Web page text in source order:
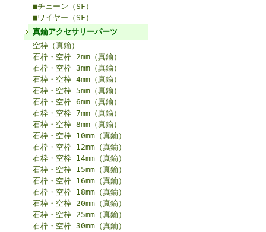
■チェーン（SF）
■ワイヤー（SF）
真鍮アクセサリーパーツ
空枠（真鍮）
石枠・空枠 2mm（真鍮）
石枠・空枠 3mm（真鍮）
石枠・空枠 4mm（真鍮）
石枠・空枠 5mm（真鍮）
石枠・空枠 6mm（真鍮）
石枠・空枠 7mm（真鍮）
石枠・空枠 8mm（真鍮）
石枠・空枠 10mm（真鍮）
石枠・空枠 12mm（真鍮）
石枠・空枠 14mm（真鍮）
石枠・空枠 15mm（真鍮）
石枠・空枠 16mm（真鍮）
石枠・空枠 18mm（真鍮）
石枠・空枠 20mm（真鍮）
石枠・空枠 25mm（真鍮）
石枠・空枠 30mm（真鍮）